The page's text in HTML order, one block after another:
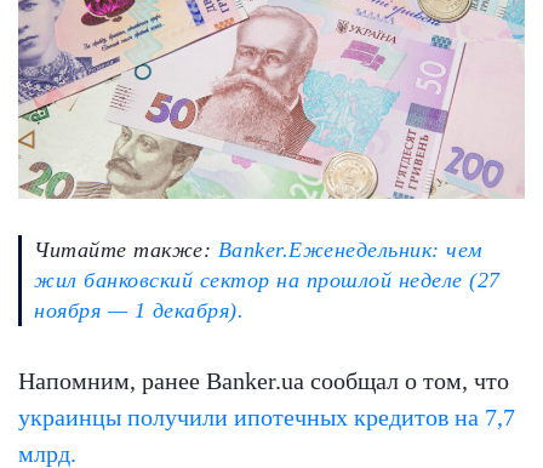
Читайте также: Banker.Еженедельник: чем
жил банковский сектор на прошлой неделе (27
ноября — 1 декабря).
Напомним, ранее Banker.ua сообщал о том, что
украинцы получили ипотечных кредитов на 7,7
млрд.